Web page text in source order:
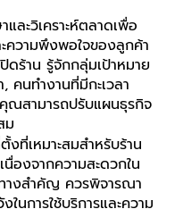
ละวิเคราะห์ตลาดเพื่อ
ความพึงพอใจของลูกค้า
ร้าน รู้จักกลุ่มเป้าหมาย
นทำงานที่มีกะเวลา
ณสามารถปรับแผนธุรกิจ
ม
ที่เหมาะสมสำหรับร้าน
องจากความสะดวกใน
ทางสำคัญ ควรพิจารณา
นการใช้บริการและความ